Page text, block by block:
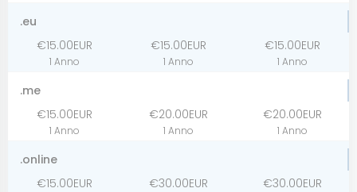
.eu
€15.00EUR
1 Anno
€15.00EUR
1 Anno
€15.00EUR
1 Anno
.me
€15.00EUR
1 Anno
€20.00EUR
1 Anno
€20.00EUR
1 Anno
.online
€15.00EUR
€30.00EUR €30.00EUR